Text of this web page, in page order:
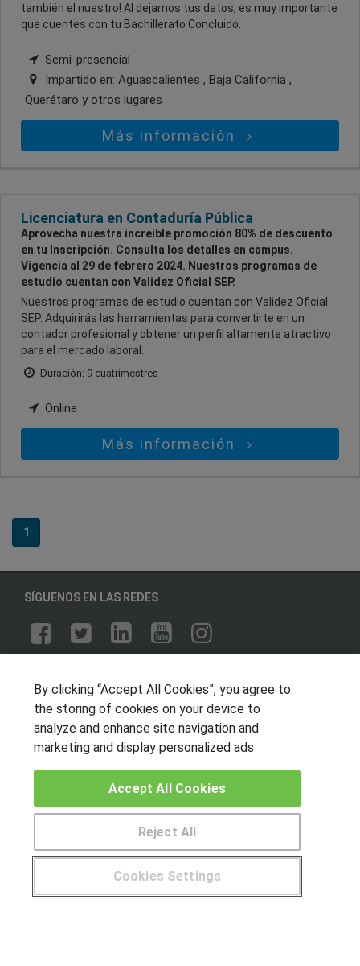
también el nuestro! Al dejarnos tus datos, es muy importante
que cuentes con tu Bachillerato Concluido.
Semi-presencial
Impartido en: Aguascalientes , Baja California ,
Querétaro y otros lugares
Más información
Licenciatura en Contaduría Pública
Aprovecha nuestra increíble promoción 80% de descuento
en tu Inscripción. Consulta los detalles en campus.
Vigencia al 29 de febrero 2024. Nuestros programas de
estudio cuentan con Validez Oficial SEP.
Nuestros programas de estudio cuentan con Validez Oficial
SEP. Adquirirás las herramientas para convertirte en un
contador profesional y obtener un perfil altamente atractivo
para el mercado laboral.
Duración: 9 cuatrimestres
Online
Más información
1
SÍGUENOS EN LAS REDES
Muro de los idiomas
Hablemos de empleo
Locos por las becas
CENTROS DE FORMACIÓN
USUARIOS
Aviso legal
By clicking “Accept All Cookies”, you agree to
the storing of cookies on your device to
analyze and enhance site navigation and
marketing and display personalized ads
Cookies Settings
Reject All
Accept All Cookies